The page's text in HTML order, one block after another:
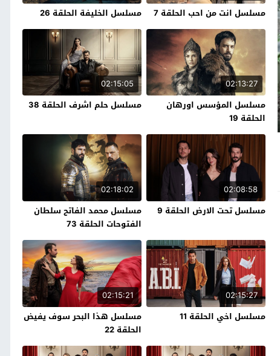
مسلسل انت من احب الحلقة 7
مسلسل الخليفة الحلقة 26
02:13:27
مسلسل المؤسس اورهان
الحلقة 19
02:15:05
مسلسل حلم اشرف الحلقة 38
02:08:58
مسلسل تحت الارض الحلقة 9
02:18:02
مسلسل محمد الفاتح سلطان
الفتوحات الحلقة 73
02:15:27
مسلسل اخي الحلقة 11
02:15:21
مسلسل هذا البحر سوف يفيض
الحلقة 22